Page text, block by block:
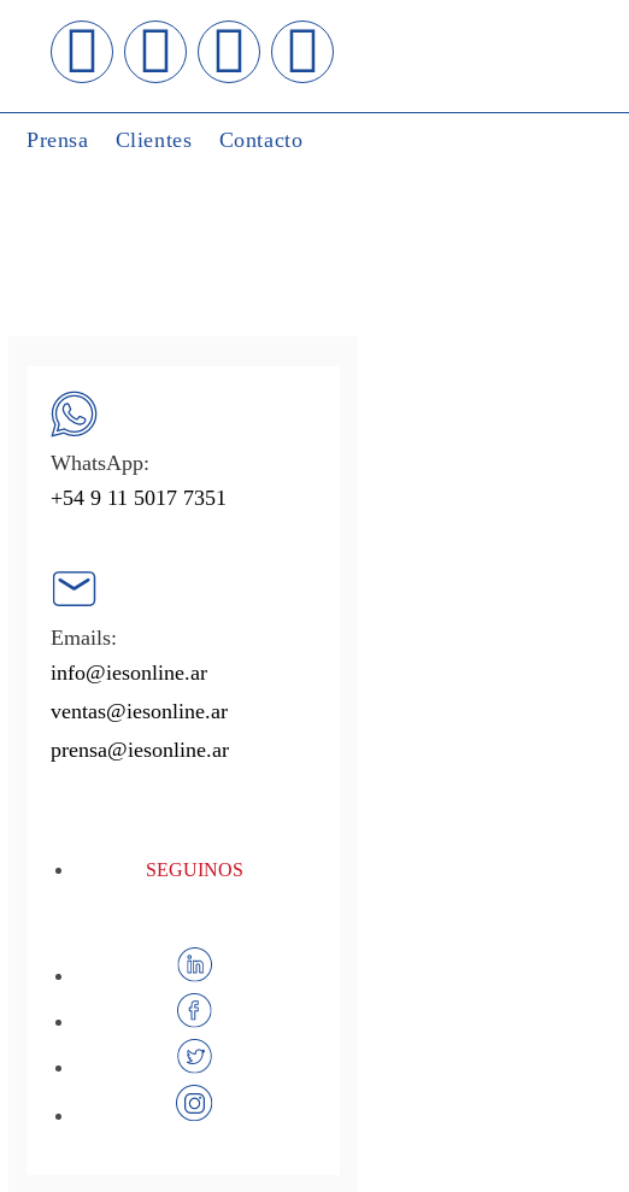
Prensa Clientes Contacto
WhatsApp:
+54 9 11 5017 7351
Emails:
info@iesonline.ar
ventas@iesonline.ar
prensa@iesonline.ar
SEGUINOS